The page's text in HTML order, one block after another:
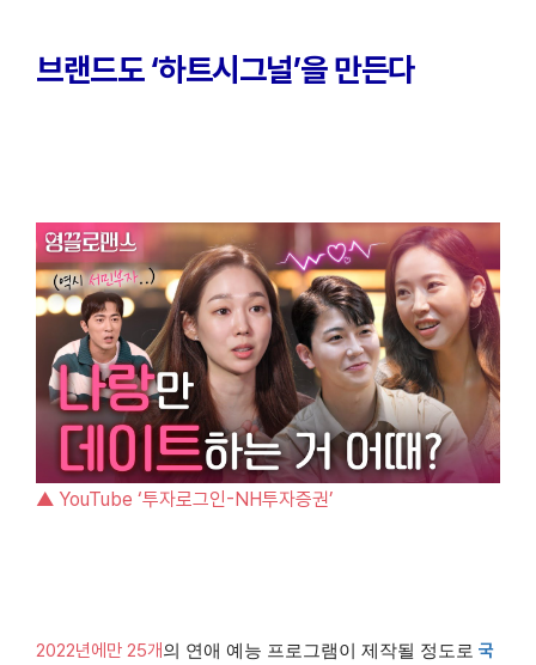
브랜드도 ‘하트시그널’을 만든다
▲ YouTube ‘투자로그인-NH투자증권’
2022년에만 25개의 연애 예능 프로그램이 제작될 정도로 국